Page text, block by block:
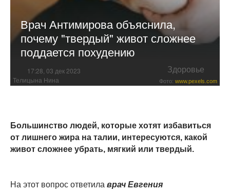
Врач Антимирова объяснила,
почему "твердый" живот сложнее
поддается похудению
17:28, 03 дек 2023 Здоровье
Телицына Нина Фото: www.pexels.com
Большинство людей, которые хотят избавиться
от лишнего жира на талии, интересуются, какой
живот сложнее убрать, мягкий или твердый.
На этот вопрос ответила врач Евгения